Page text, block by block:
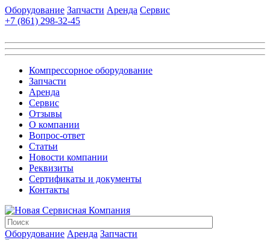
Оборудование Запчасти Аренда Сервис
+7 (861) 298-32-45
Компрессорное оборудование
Запчасти
Аренда
Сервис
Отзывы
О компании
Вопрос-ответ
Статьи
Новости компании
Реквизиты
Сертификаты и документы
Контакты
Оборудование Аренда Запчасти